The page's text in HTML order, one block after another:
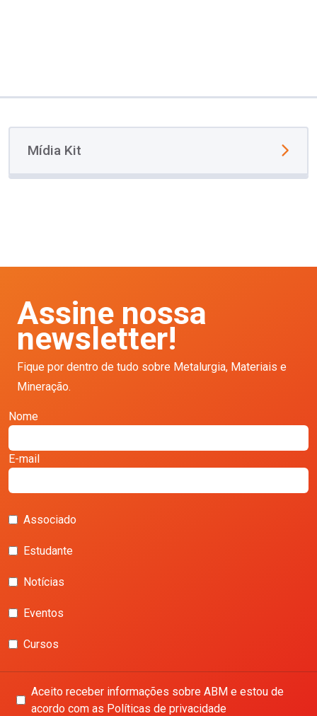
Mídia Kit
Assine nossa
newsletter!
Fique por dentro de tudo sobre Metalurgia, Materiais e
Mineração.
Nome
E-mail
Associado
Estudante
Notícias
Eventos
Cursos
Aceito receber informações sobre ABM e estou de
acordo com as Políticas de privacidade